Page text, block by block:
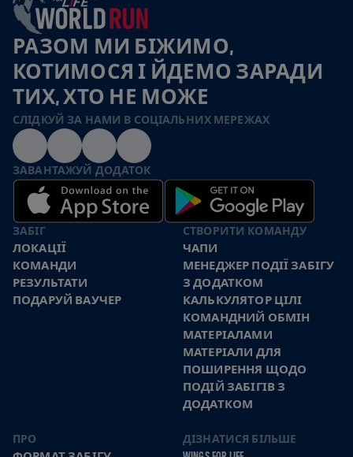
РАЗОМ МИ БІЖИМО,
КОТИМОСЯ І ЙДЕМО ЗАРАДИ
ТИХ, ХТО НЕ МОЖЕ
СЛІДКУЙ ЗА НАМИ В СОЦІАЛЬНИХ МЕРЕЖАХ
ЗАВАНТАЖУЙ ДОДАТОК
ЗАБІГ
ЛОКАЦІЇ
КОМАНДИ
РЕЗУЛЬТАТИ
ПОДАРУЙ ВАУЧЕР
СТВОРИТИ КОМАНДУ
ЧАПИ
МЕНЕДЖЕР ПОДІЇ ЗАБІГУ
З ДОДАТКОМ
КАЛЬКУЛЯТОР ЦІЛІ
КОМАНДНИЙ ОБМІН
МАТЕРІАЛАМИ
МАТЕРІАЛИ ДЛЯ
ПОШИРЕННЯ ЩОДО
ПОДІЙ ЗАБІГІВ З
ДОДАТКОМ
ПРО ДІЗНАТИСЯ БІЛЬШЕ